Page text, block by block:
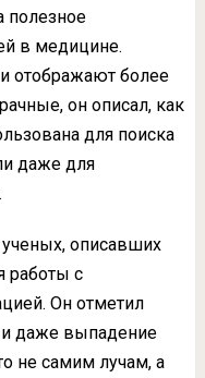
полезное
в медицине.
отображают более
он описал, как
для поиска
даже для
описавших
работы с
Он отметил
и даже выпадение
не самим лучам, а